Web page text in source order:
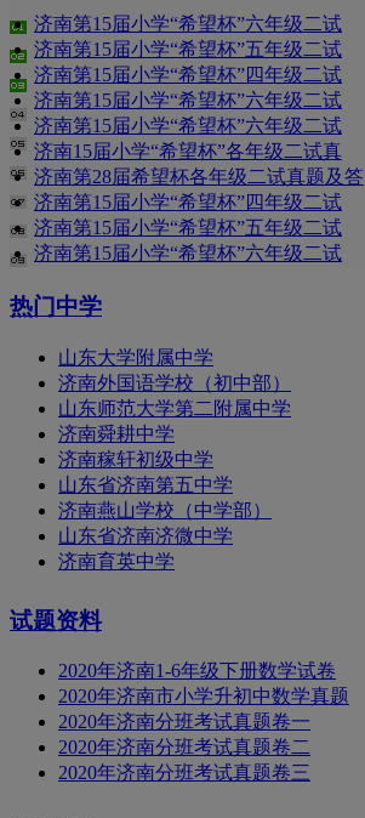
济南第15届小学“希望杯”六年级二试
济南第15届小学“希望杯”五年级二试
济南第15届小学“希望杯”四年级二试
济南第15届小学“希望杯”六年级二试
济南第15届小学“希望杯”六年级二试
济南15届小学“希望杯”各年级二试真
济南第28届希望杯各年级二试真题及答
济南第15届小学“希望杯”四年级二试
济南第15届小学“希望杯”五年级二试
济南第15届小学“希望杯”六年级二试
热门中学
山东大学附属中学
济南外国语学校（初中部）
山东师范大学第二附属中学
济南舜耕中学
济南稼轩初级中学
山东省济南第五中学
济南燕山学校（中学部）
山东省济南济微中学
济南育英中学
试题资料
2020年济南1-6年级下册数学试卷
2020年济南市小学升初中数学真题
2020年济南分班考试真题卷一
2020年济南分班考试真题卷二
2020年济南分班考试真题卷三